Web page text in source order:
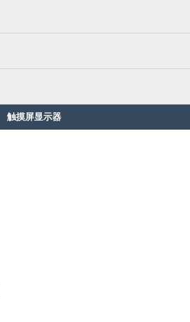
触摸屏显示器